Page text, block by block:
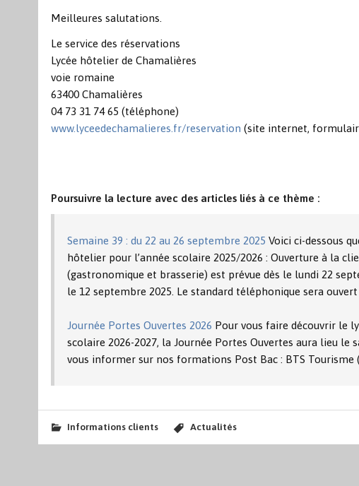
Meilleures salutations.
Le service des réservations
Lycée hôtelier de Chamalières
voie romaine
63400 Chamalières
04 73 31 74 65 (téléphone)
www.lyceedechamalieres.fr/reservation (site internet,
Poursuivre la lecture avec des articles liés à ce thème :
Semaine 39 : du 22 au 26 septembre 2025 Voici ci-dessous
hôtelier pour l’année scolaire 2025/2026 : Ouverture à la
(gastronomique et brasserie) est prévue dès le lundi 22
le 12 septembre 2025. Le standard téléphonique sera ouvert
Journée Portes Ouvertes 2026 Pour vous faire découvrir le
scolaire 2026-2027, la Journée Portes Ouvertes aura lieu le
vous informer sur nos formations Post Bac : BTS Tourisme
Informations clients Actualités